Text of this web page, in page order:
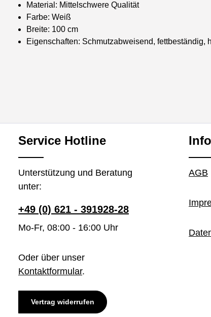
Material: Mittelschwere Qualität
Farbe: Weiß
Breite: 100 cm
Eigenschaften: Schmutzabweisend, fettbeständig,
Service Hotline
Unterstützung und Beratung
unter:
+49 (0) 621 - 391928-28
Mo-Fr, 08:00 - 16:00 Uhr
Oder über unser
Kontaktformular.
Vertrag widerrufen
AGB